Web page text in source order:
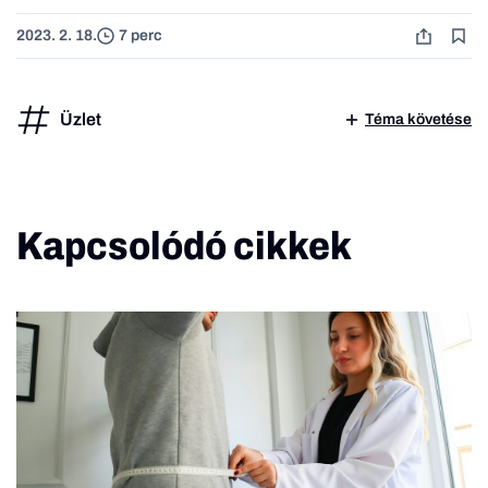
2023. 2. 18. 7 perc
Üzlet Téma követése
Kapcsolódó cikkek